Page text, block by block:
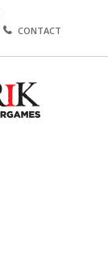
CONTACT